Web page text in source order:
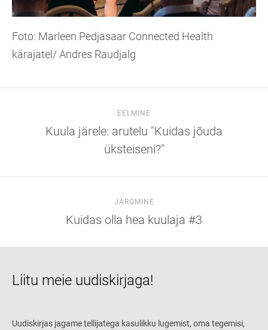
Foto: Marleen Pedjasaar Connected Health
kärajatel/ Andres Raudjalg
EELMINE
Kuula järele: arutelu "Kuidas jõuda
üksteiseni?"
JÄRGMINE
Kuidas olla hea kuulaja #3
Liitu meie uudiskirjaga!
Uudiskirjas jagame tellijatega kasulikku lugemist, oma tegemisi,